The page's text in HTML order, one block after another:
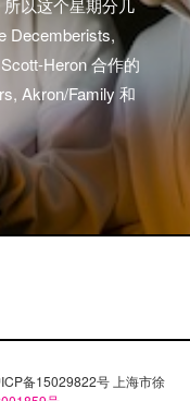
Decemberists,
Heron 合作的
Akron/Family 和
备15029822号 上海市徐